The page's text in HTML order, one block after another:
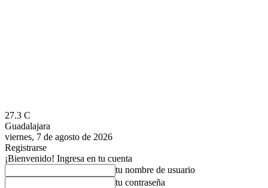
27.3 C
Guadalajara
viernes, 7 de agosto de 2026
Registrarse
¡Bienvenido! Ingresa en tu cuenta
tu nombre de usuario
tu contraseña